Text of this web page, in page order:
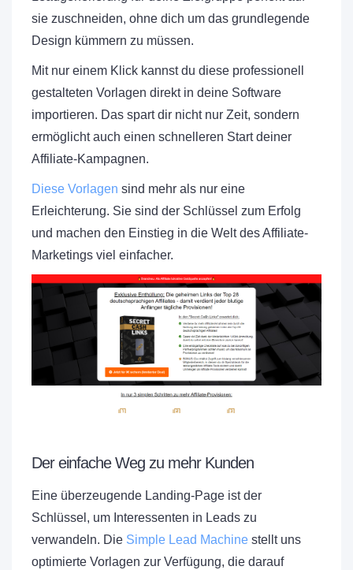
sie zuschneiden, ohne dich um das grundlegende
Design kümmern zu müssen.
Mit nur einem Klick kannst du diese professionell
gestalteten Vorlagen direkt in deine Software
importieren. Das spart dir nicht nur Zeit, sondern
ermöglicht auch einen schnelleren Start deiner
Affiliate-Kampagnen.
Diese Vorlagen sind mehr als nur eine
Erleichterung. Sie sind der Schlüssel zum Erfolg
und machen den Einstieg in die Welt des Affiliate-
Marketings viel einfacher.
Der einfache Weg zu mehr Kunden
Eine überzeugende Landing-Page ist der
Schlüssel, um Interessenten in Leads zu
verwandeln. Die Simple Lead Machine stellt uns
optimierte Vorlagen zur Verfügung, die darauf